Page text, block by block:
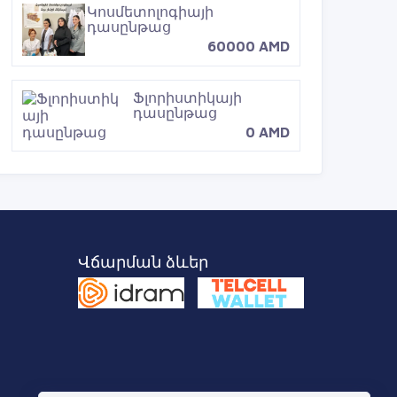
Կոսմետոլոգիայի
դասընթաց
60000 AMD
Ֆլորիստիկայի
դասընթաց
0 AMD
դասեր
Վճարման ձևեր